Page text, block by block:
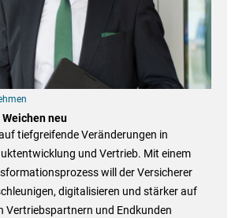
neu
tiefgreifende Veränderungen in
und Vertrieb. Mit einem
will der Versicherer
digitalisieren und stärker auf
Vertriebspartnern und Endkunden